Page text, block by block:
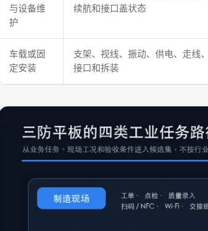
与设备维
护
续航和接口盖状态
车载或固
定安装
支架、视线、振动、供电、走线、
接口和拆装